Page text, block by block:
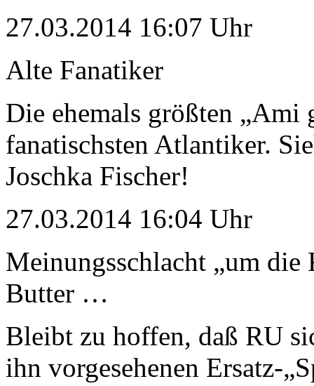
27.03.2014 16:07 Uhr
Alte Fanatiker
Die ehemals größten „Ami
fanatischsten Atlantiker.
Joschka Fischer!
27.03.2014 16:04 Uhr
Meinungsschlacht „um
Butter …
Bleibt zu hoffen, daß RU
ihn vorgesehenen Ersatz-